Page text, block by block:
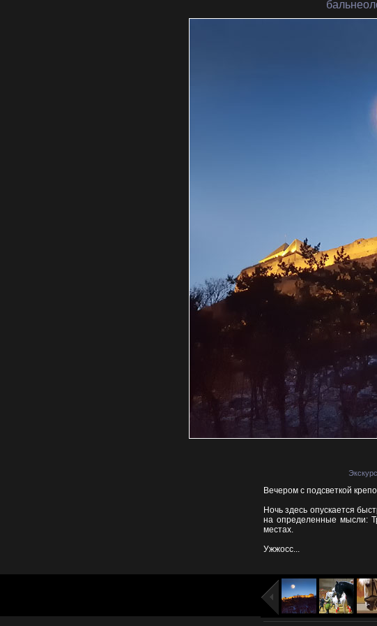
Вечером с подсветкой
Ночь здесь опускается
на определенные мысли:
местах.
Ужжосс...